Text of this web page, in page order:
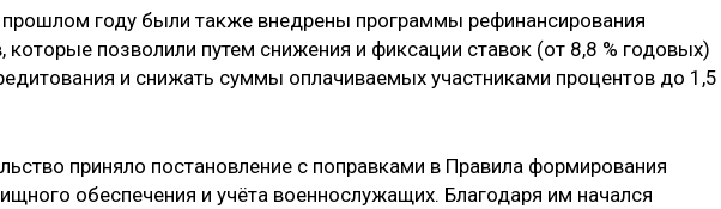
прошлом году были также внедрены программы рефинансирования
которые позволили путем снижения и фиксации ставок (от 8,8 % годовых)
и снижать суммы оплачиваемых участниками процентов до 1,5
приняло постановление с поправками в Правила формирования
обеспечения и учёта военнослужащих. Благодаря им начался